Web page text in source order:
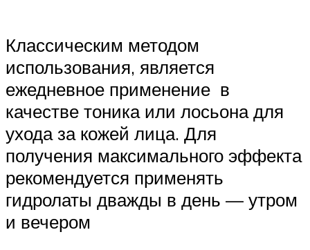
Классическим методом
использования, является
ежедневное применение в
качестве тоника или лосьона для
ухода за кожей лица. Для
получения максимального эффекта
рекомендуется применять
гидролаты дважды в день — утром
и вечером